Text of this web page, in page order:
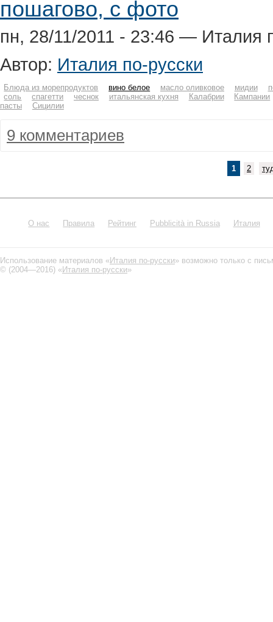
пошагово, с фото
пн, 28/11/2011 - 23:46 — Италия
Автор: Италия по-русски
Блюда из морепродуктов вино белое масло оливковое мидии
соль
спагетти чеснок итальянская кухня Калабрии
Кампании
пасты
Сицилии
9 комментариев
1 2
О нас Правила Рейтинг Pubblicità in Russia Италия
Использование материалов «Италия по-русски» возможно только с
© (2004—2016) «Италия по-русски»